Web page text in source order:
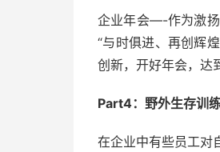
企业年会—-作为激扬
“与时俱进、再创辉
创新，开好年会，达
Part4：野外生存训
在企业中有些员工对